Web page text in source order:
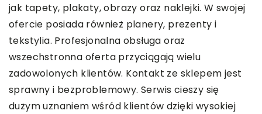
jak tapety, plakaty, obrazy oraz naklejki. W swojej
ofercie posiada również planery, prezenty i
tekstylia. Profesjonalna obsługa oraz
wszechstronna oferta przyciągają wielu
zadowolonych klientów. Kontakt ze sklepem jest
sprawny i bezproblemowy. Serwis cieszy się
dużym uznaniem wśród klientów dzięki wysokiej